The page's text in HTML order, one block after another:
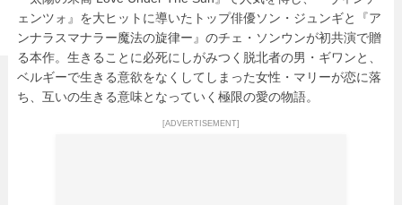
ェンツォ』を大ヒットに導いたトップ俳優ソン・ジュンギと『ア
ンナラスマナラー魔法の旋律ー』のチェ・ソンウンが初共演で贈
る本作。生きることに必死にしがみつく脱北者の男・ギワンと、
ベルギーで生きる意欲をなくしてしまった女性・マリーが恋に落
ち、互いの生きる意味となっていく極限の愛の物語。
[ADVERTISEMENT]